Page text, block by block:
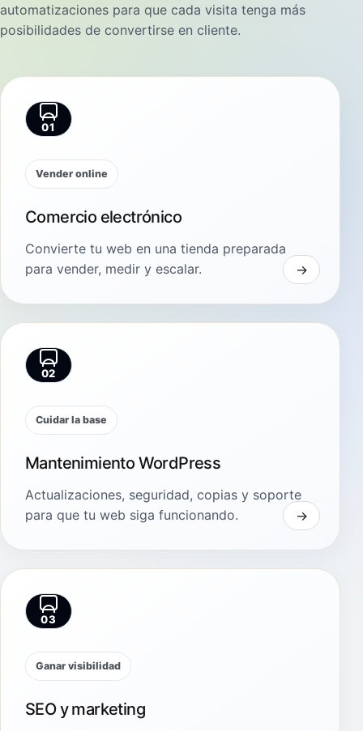
automatizaciones para que cada visita tenga más
posibilidades de convertirse en cliente.
01
Vender online
Comercio electrónico
Convierte tu web en una tienda preparada
para vender, medir y escalar.
02
Cuidar la base
Mantenimiento WordPress
Actualizaciones, seguridad, copias y soporte
para que tu web siga funcionando.
03
Ganar visibilidad
SEO y marketing